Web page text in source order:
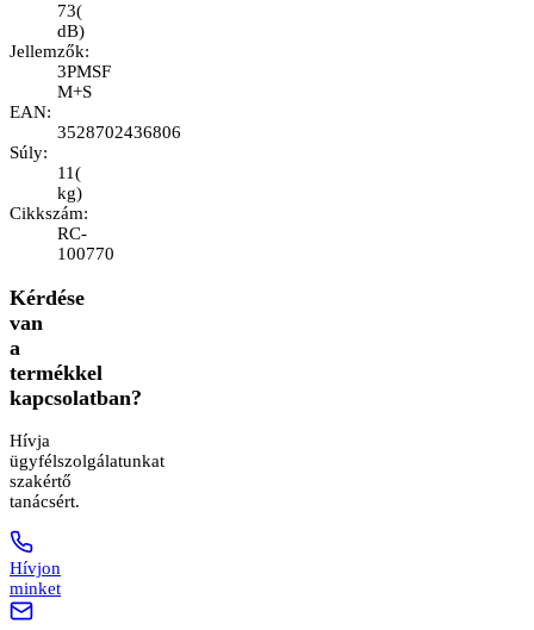
73(
dB)
Jellemzők:
3PMSF
M+S
EAN:
3528702436806
Súly:
11(
kg)
Cikkszám:
RC-
100770
Kérdése
van
a
termékkel
kapcsolatban?
Hívja
ügyfélszolgálatunkat
szakértő
tanácsért.
Hívjon
minket